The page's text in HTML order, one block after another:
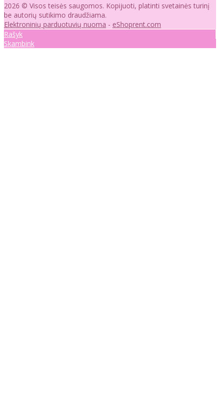
2026 © Visos teisės saugomos. Kopijuoti, platinti svetainės turinį
be autorių sutikimo draudžiama.
Elektroninių parduotuvių nuoma - eShoprent.com
Rašyk
Skambink